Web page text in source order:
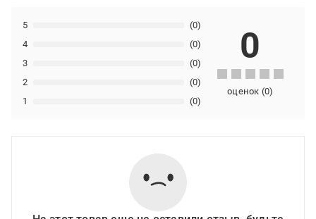
1 (0)
2 (0)
3 (0)
4 (0)
5 (0)
0
оценок (0)